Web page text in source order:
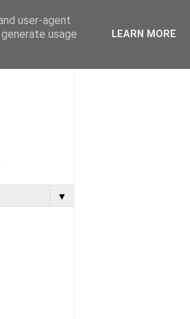
▼
user-agent
usage
LEARN MORE